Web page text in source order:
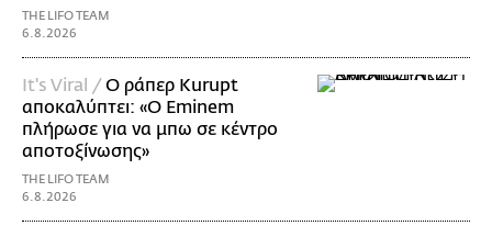
THE LIFO TEAM
6.8.2026
It's Viral /Ο ράπερ Kurupt
αποκαλύπτει: «Ο Eminem
πλήρωσε για να μπω σε κέντρο
αποτοξίνωσης»
THE LIFO TEAM
6.8.2026